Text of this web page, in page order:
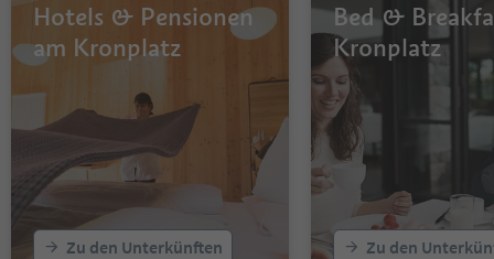
Hotels & Pensionen
am Kronplatz
Zu den Unterkünften
Bed &
Kronplatz
Zu den